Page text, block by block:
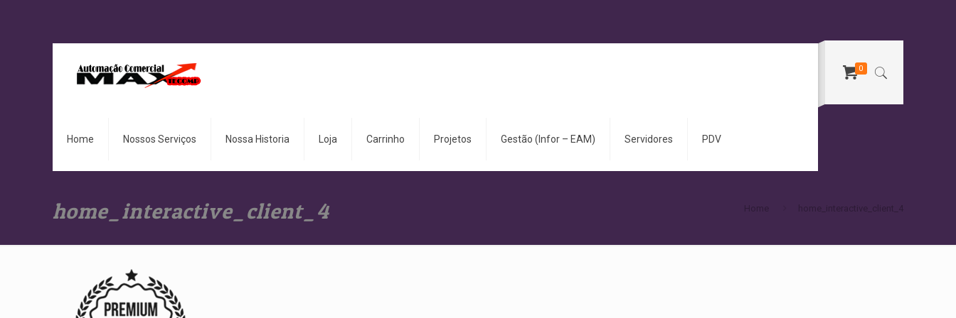
Home Nossos Serviços Nossa Historia Loja Carrinho Projetos Gestão (Infor – EAM) Servidores PDV
0
home_interactive_client_4 Home home_interactive_client_4